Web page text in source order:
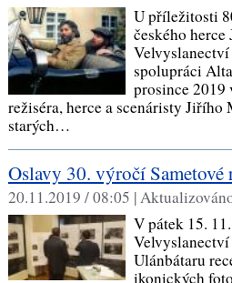
U příležitosti
českého herce
spolupráci
prosince
režiséra, herce a scenáristy Jiřího
starých…
Oslavy 30. výročí Sametové
20.11.2019 / 08:05 |
V pátek 15.
Ulánbátaru
ikonických